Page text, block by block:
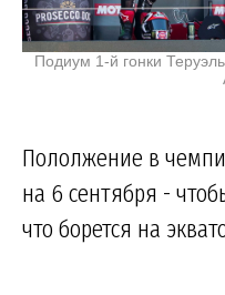
Подиум 1-й гонки
Пололжение в
на 6 сентября -
что борется на